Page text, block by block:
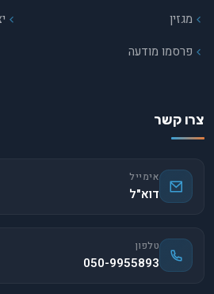
מגזין
פרסמו מודעה
צרו קשר
אימייל
דוא"ל
טלפון
050-9955893